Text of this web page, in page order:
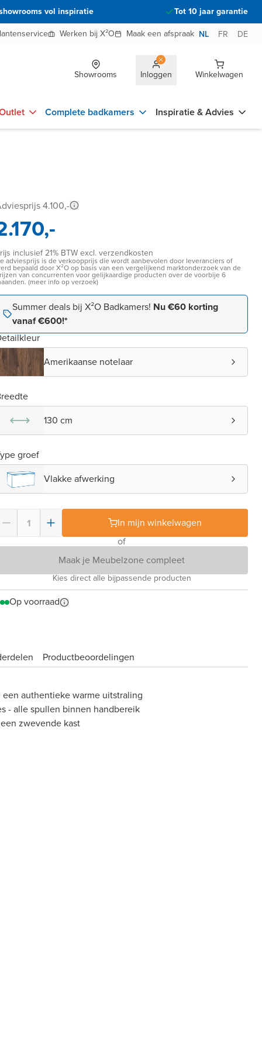
vol inspiratie
Tot 10 jaar garantie
Werken bij X²O Maak een afspraak NL FR DE
Showrooms Inloggen Winkelwagen
Complete badkamers Inspiratie & Advies
4.100,-
inclusief 21% BTW excl. verzendkosten
adviesprijs is de verkoopprijs die wordt aanbevolen door leveranciers of
bepaald door X²O op basis van een vergelijkend marktonderzoek van de
van concurrenten voor gelijkaardige producten over de voorbije 6
(meer info op verzoek)
Summer deals bij X²O Badkamers! Nu €60 korting
vanaf €600!*
Amerikaanse notelaar
130 cm
groef
Vlakke afwerking
In mijn winkelwagen
of
Maak je Meubelzone compleet
Kies direct alle bijpassende producten
Op voorraad
Product­beoordelingen
authentieke warme uitstraling
- alle spullen binnen handbereik
zwevende kast